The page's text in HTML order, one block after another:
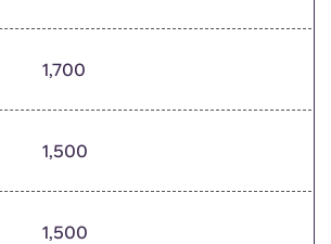
1,700
1,500
1,500